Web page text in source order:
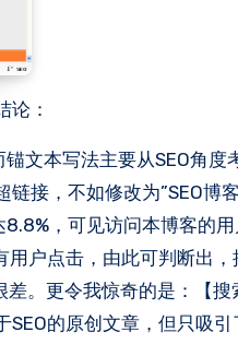
论：
文本写法主要从SEO角
接，不如修改为”SEO博客
，可见访问本博客的
户点击，由此可判断出
。更令我惊奇的是：【
的原创文章，但只吸